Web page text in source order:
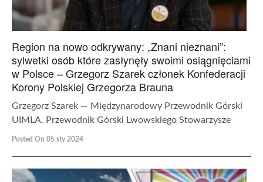
Region na nowo odkrywany: „Znani nieznani”:
sylwetki osób które zasłynęły swoimi osiągnięciami
w Polsce – Grzegorz Szarek członek Konfederacji
Korony Polskiej Grzegorza Brauna
Grzegorz Szarek — Międzynarodowy Przewodnik Górski
UIMLA. Przewodnik Górski Lwowskiego Stowarzysze
Posted On 05 sty 2024